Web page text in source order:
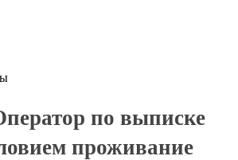
по выписке
проживание